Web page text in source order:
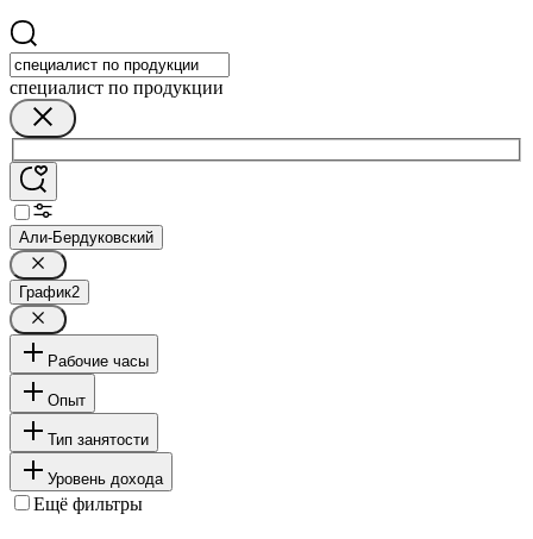
специалист по продукции
Али-Бердуковский
График2
Рабочие часы
Опыт
Тип занятости
Уровень дохода
Ещё фильтры